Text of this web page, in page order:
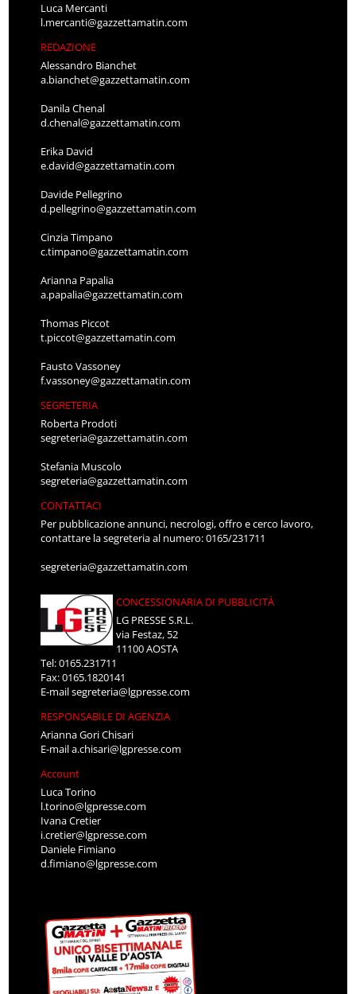
Luca Mercanti
l.mercanti@gazzettamatin.com
REDAZIONE
Alessandro Bianchet
a.bianchet@gazzettamatin.com
Danila Chenal
d.chenal@gazzettamatin.com
Erika David
e.david@gazzettamatin.com
Davide Pellegrino
d.pellegrino@gazzettamatin.com
Cinzia Timpano
c.timpano@gazzettamatin.com
Arianna Papalia
a.papalia@gazzettamatin.com
Thomas Piccot
t.piccot@gazzettamatin.com
Fausto Vassoney
f.vassoney@gazzettamatin.com
SEGRETERIA
Roberta Prodoti
segreteria@gazzettamatin.com
Stefania Muscolo
segreteria@gazzettamatin.com
CONTATTACI
Per pubblicazione annunci, necrologi, offro e cerco lavoro,
contattare la segreteria al numero: 0165/231711
segreteria@gazzettamatin.com
CONCESSIONARIA DI PUBBLICITÀ
LG PRESSE S.R.L.
via Festaz, 52
11100 AOSTA
Tel: 0165.231711
Fax: 0165.1820141
E-mailsegreteria@lgpresse.com
RESPONSABILE DI AGENZIA
Arianna Gori Chisari
E-maila.chisari@lgpresse.com
Account
Luca Torino
l.torino@lgpresse.com
Ivana Cretier
i.cretier@lgpresse.com
Daniele Fimiano
d.fimiano@lgpresse.com